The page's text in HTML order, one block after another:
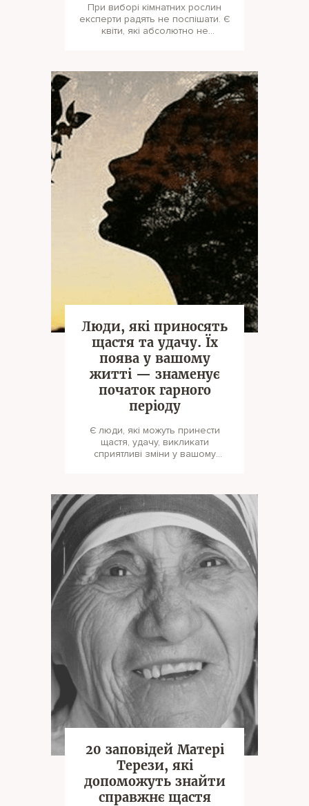
При виборі кімнатних рослин
експерти радять не поспішати. Є
квіти, які абсолютно не
Люди, які приносять
щастя та удачу. Їх
поява у вашому
житті — знаменує
початок гарного
періоду
Є люди, які можуть принести
щастя, удачу, викликати
сприятливі зміни у вашому
20 заповідей Матері
Терези, які
допоможуть знайти
справжнє щастя